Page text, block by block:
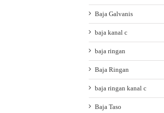
Baja Galvanis
baja kanal c
baja ringan
Baja Ringan
baja ringan kanal c
Baja Taso